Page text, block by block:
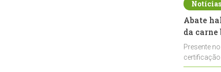
Abate
da
Presente